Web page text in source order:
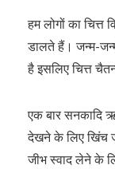
हम लोगों का चित्त
डालते हैं। जन्म-
है इसलिए चित्त
एक बार सनकादि
देखने के लिए खिंच
जीभ स्वाद लेने के